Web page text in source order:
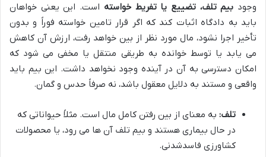
وجود بیم تلف، تضییع یا تفریط خواسته است. این یعنی خواهان
باید به دادگاه اثبات کند که اگر قرار تامین خواسته فوراً و بدون
تأخیر اجرا نشود، مال مورد نظر از بین خواهد رفت، ارزش آن کاهش
می یابد یا توسط خوانده به طریقی منتقل یا مخفی می شود که
امکان دسترسی به آن در آینده وجود نخواهد داشت. این بیم باید
واقعی و مستند به دلایل معقول باشد، نه صرفاً حدس و گمان.
تلف: به معنای از بین رفتن کامل مال است. مثلاً حیواناتی که
در حال بیماری هستند و بیم تلف آن ها می رود، یا محصولات
کشاورزی فاسدشدنی.